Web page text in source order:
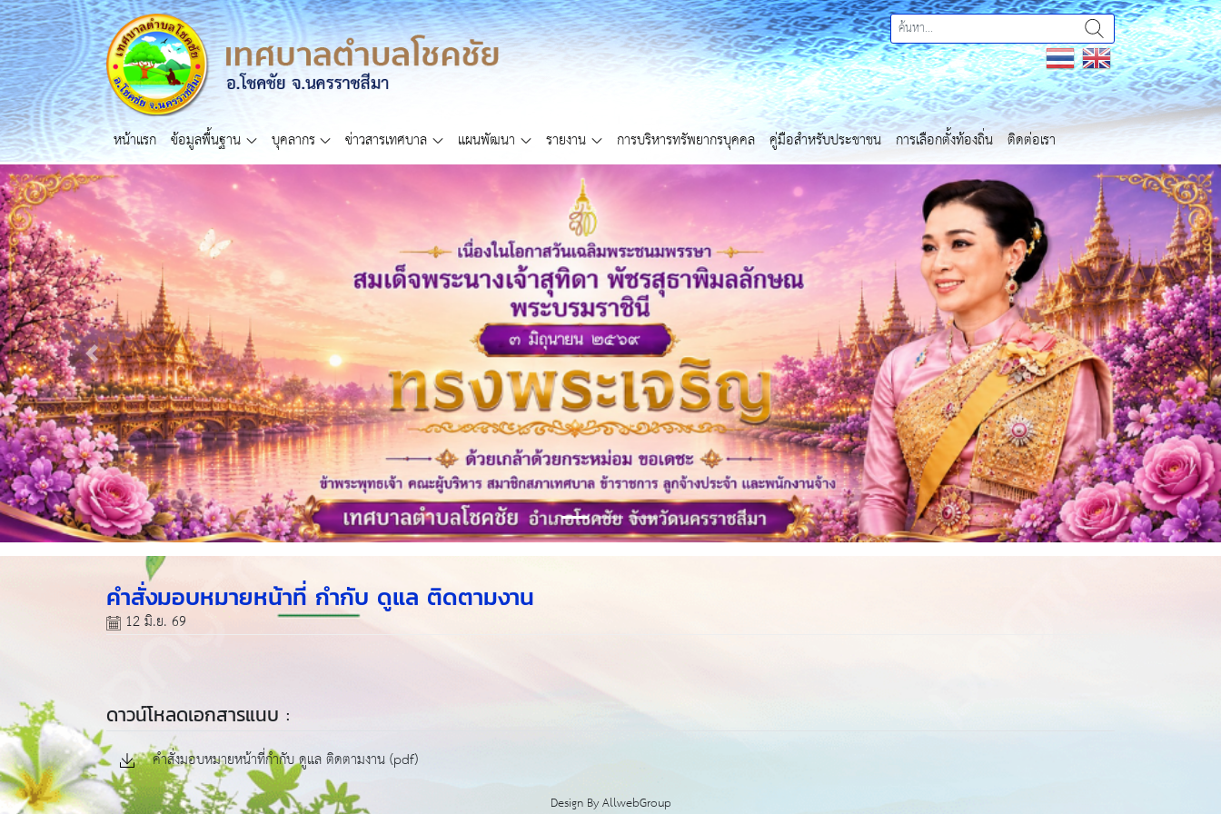
หน้าแรก ข้อมูลพื้นฐาน บุคลากร ข่าวสารเทศบาล แผนพัฒนา รายงาน การบริหารทรัพยากรบุคคล คู่มือสำหรับประชาชน การเลือกตั้งท้องถิ่น ติดต่อเรา
Previous Next
คำสั่งมอบหมายหน้าที่ กำกับ ดูแล ติดตามงาน
12 มิ.ย. 69
ดาวน์โหลดเอกสารแนบ :
คำสั่งมอบหมายหน้าที่กำกับ ดูแล ติดตามงาน (pdf)
Design ByAllwebGroup